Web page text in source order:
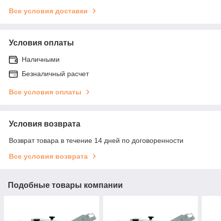
Все условия доставки
Условия оплаты
Наличными
Безналичный расчет
Все условия оплаты
Условия возврата
Возврат товара в течение 14 дней по договоренности
Все условия возврата
Подобные товары компании